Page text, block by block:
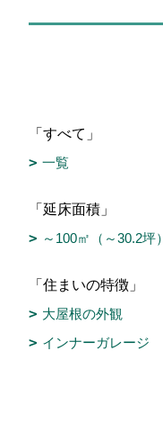
「すべて」
一覧
「延床面積」
～100㎡（～30.2坪）
「住まいの特徴」
大屋根の外観
インナーガレージ